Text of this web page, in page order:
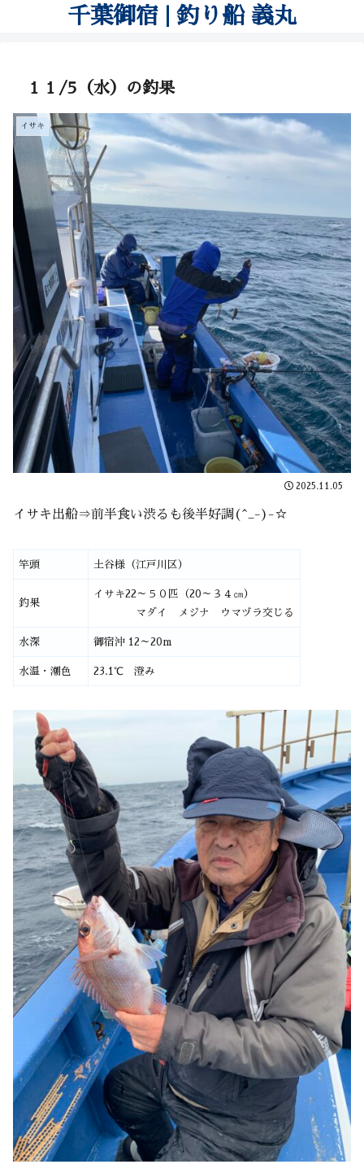
千葉御宿 | 釣り船 義丸
１１/5（水）の釣果
イサキ
2025.11.05
イサキ出船⇒前半食い渋るも後半好調(^_-)-☆
竿頭 土谷様（江戸川区）
釣果
イサキ22～５０匹（20～３４㎝）
マダイ メジナ ウマヅラ交じる
水深 御宿沖 12～20m
水温・潮色 23.1℃ 澄み